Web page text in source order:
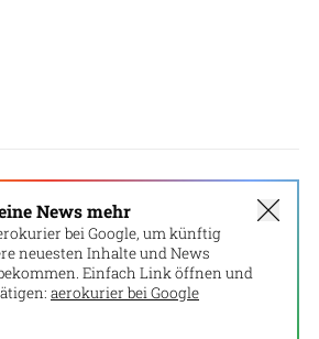
News mehr
bei Google, um künftig
neuesten Inhalte und News
Einfach Link öffnen und
aerokurier bei Google